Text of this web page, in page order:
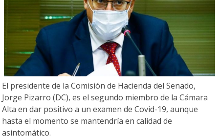
El presidente de la Comisión de Hacienda del Senado,
Jorge Pizarro (DC), es el segundo miembro de la Cámara
Alta en dar positivo a un examen de Covid-19, aunque
hasta el momento se mantendría en calidad de
asintomático.